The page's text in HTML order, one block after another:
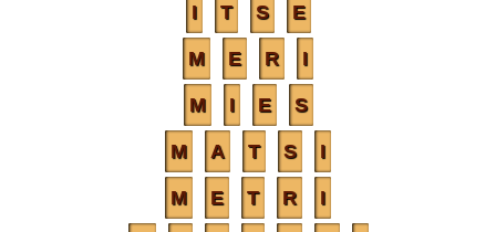
I T S E
M E R I
M I E S
M A T S I
M E T R I